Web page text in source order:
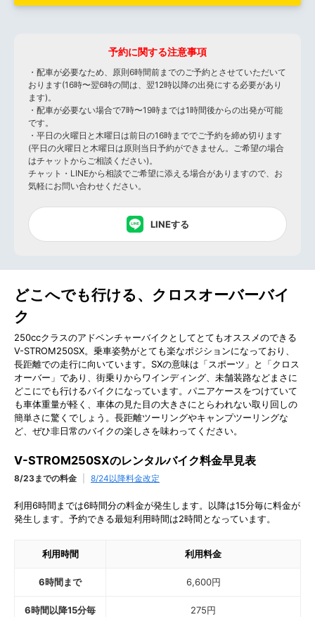
どこへでも行ける、クロスオーバーバイ
ク
250ccクラスのアドベンチャーバイクとしてとてもオススメのできる
V-STROM250SX。乗車姿勢がとても楽なポジションになっており、
長距離での走行に向いています。SXの意味は「スポーツ」と「クロス
オーバー」であり、街乗りからワインディング、未舗装路などまさに
どこにでも行けるバイクになっています。パニアケースをつけていて
も車体重量が軽く、車体の見た目の大きさにとらわれない取り回しの
簡単さに驚くでしょう。長距離ツーリングやキャンプツーリングな
ど、ぜひ非日常のバイクの楽しさを味わってください。
V-STROM250SXのレンタルバイク料金早見表
8/23までの料金 8/24以降料金改定
利用6時間までは6時間分の料金が発生します。以降は15分毎に料金が
発生します。予約できる最短利用時間は2時間となっています。
利用時間 利用料金
6時間まで 6,600円
6時間以降15分毎 275円
予約に関する注意事項
・配車が必要なため、原則6時間前までのご予約とさせていただいて
おります(16時〜翌6時の間は、翌12時以降の出発にする必要があり
ます)。
・配車が必要ない場合で7時〜19時までは1時間後からの出発が可能
です。
・平日の火曜日と木曜日は前日の16時まででご予約を締め切ります
(平日の火曜日と木曜日は原則当日予約ができません。ご希望の場合
はチャットからご相談ください)。
チャット・LINEから相談でご希望に添える場合がありますので、お
気軽にお問い合わせください。
LINEする